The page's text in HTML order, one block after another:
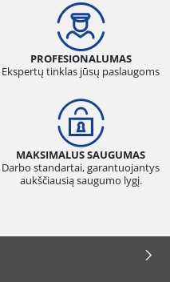
PROFESIONALUMAS
Ekspertų tinklas jūsų paslaugoms
MAKSIMALUS SAUGUMAS
Darbo standartai, garantuojantys
aukščiausią saugumo lygį.